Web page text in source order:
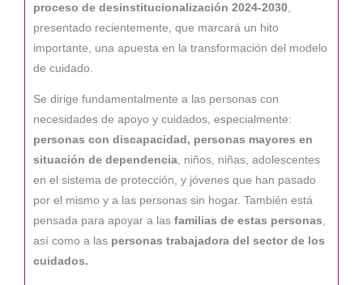
proceso de desinstitucionalización 2024-2030
presentado recientemente, que marcará un hito
importante, una apuesta en la transformación del modelo
de cuidado.
Se dirige fundamentalmente a las personas con
necesidades de apoyo y cuidados, especialmente:
personas con discapacidad, personas mayores en
situación de dependencia, niños, niñas, adolescentes
en el sistema de protección, y jóvenes que han pasado
por el mismo y a las personas sin hogar. También está
pensada para apoyar a las familias de estas personas,
así como a las personas trabajadora del sector de los
cuidados.